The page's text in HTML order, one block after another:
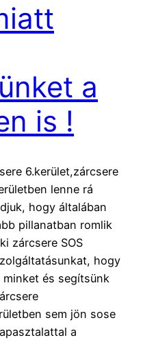
a
is !
6.kerület,zárcsere
lenne rá
hogy általában
pillanatban romlik
zárcsere SOS
hogy
minket és segítsünk
sem jön sose
a